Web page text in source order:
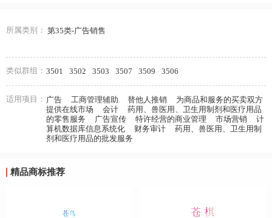
所属类别： 第35类-广告销售
类似群组： 3501 3502 3503 3507 3509 3506
适用项目： 广告 工商管理辅助 替他人推销
为商品和服务的买卖双方
提供在线市场
会计
药用、兽医用、卫生用制剂和医疗用品
的零售服务
广告宣传 特许经营的商业管理 市场营销
计
算机数据库信息系统化
财务审计
药用、兽医用、卫生用制
剂和医疗用品的批发服务
精品商标推荐